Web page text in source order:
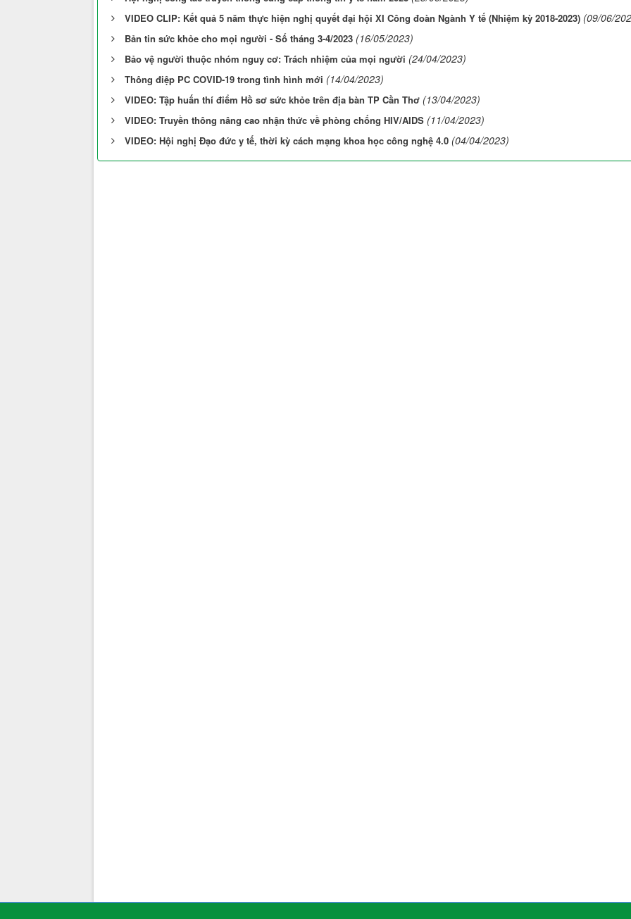
VIDEO CLIP: Kết quả 5 năm thực hiện nghị quyết đại hội XI Công đoàn Ngành Y tế (Nhiệm kỳ 2018-2023) (09/06/
Bản tin sức khỏe cho mọi người - Số tháng 3-4/2023 (16/05/2023)
Bảo vệ người thuộc nhóm nguy cơ: Trách nhiệm của mọi người (24/04/2023)
Thông điệp PC COVID-19 trong tình hình mới (14/04/2023)
VIDEO: Tập huấn thí điểm Hồ sơ sức khỏe trên địa bàn TP Cần Thơ (13/04/2023)
VIDEO: Truyền thông nâng cao nhận thức về phòng chống HIV/AIDS (11/04/2023)
VIDEO: Hội nghị Đạo đức y tế, thời kỳ cách mạng khoa học công nghệ 4.0 (04/04/2023)